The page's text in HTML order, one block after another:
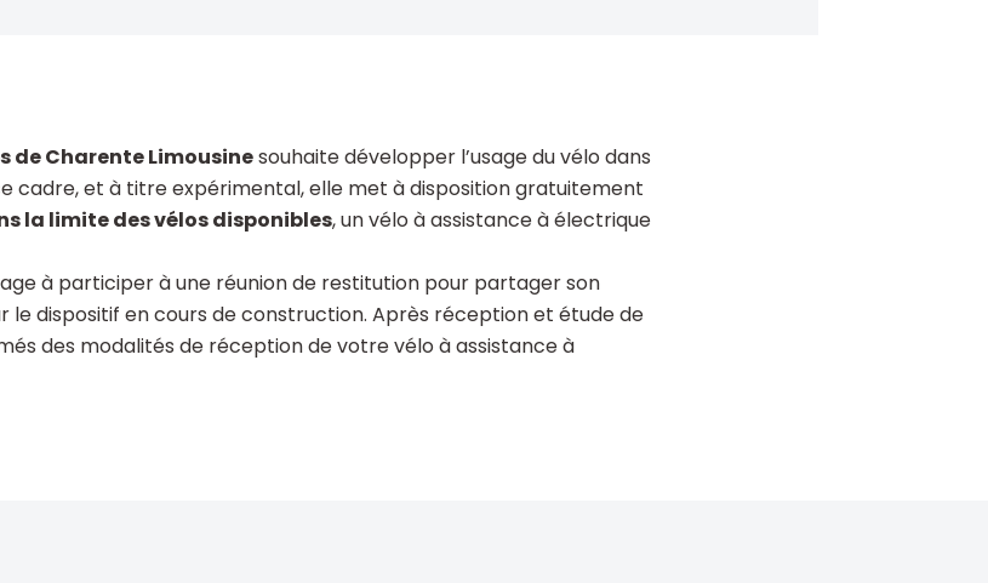
de Charente Limousinesouhaite développer l’usage du vélo dans
cadre, et à titre expérimental, elle met à disposition gratuitement
la limite des vélos disponibles, un vélo à assistance à électrique
à participer à une réunion de restitution pour partager son
le dispositif en cours de construction. Après réception et étude de
des modalités de réception de votre vélo à assistance à